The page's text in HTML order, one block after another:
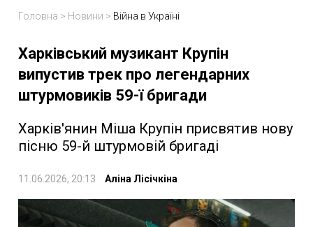
Головна > Новини > Війна в Україні
Харківський музикант Крупін
випустив трек про легендарних
штурмовиків 59-ї бригади
Харків'янин Міша Крупін присвятив нову
пісню 59-й штурмовій бригаді
11.06.2026, 20:13 Аліна Лісічкіна